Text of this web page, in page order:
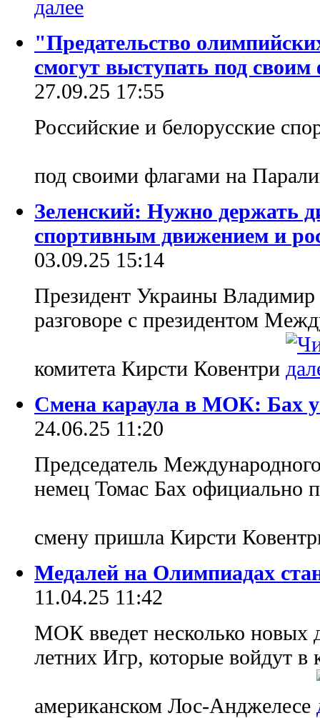
"Предательство
смогут выступать под
27.09.25 17:55
Российские и белорусские
под своими флагами на
Зеленский: Нужно держать
спортивным движением и
03.09.25 15:14
Президент Украины
разговоре с президентом
комитета Кирсти Ковентри
Смена караула в МОК: Бах
24.06.25 11:20
Председатель
немец Томас Бах официально
смену пришла Кирсти
Медалей на Олимпиадах
11.04.25 11:42
МОК введет несколько новых
летних Игр, которые войдут
американском Лос-Анджелесе